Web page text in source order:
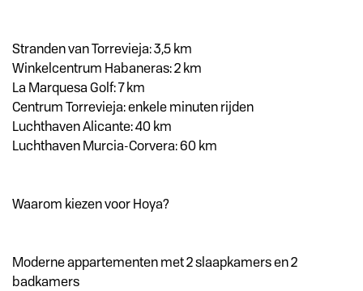
Stranden van Torrevieja: 3,5 km
Winkelcentrum Habaneras: 2 km
La Marquesa Golf: 7 km
Centrum Torrevieja: enkele minuten rijden
Luchthaven Alicante: 40 km
Luchthaven Murcia-Corvera: 60 km
Waarom kiezen voor Hoya?
Moderne appartementen met 2 slaapkamers en 2
badkamers